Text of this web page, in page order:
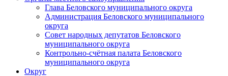
Глава Беловского муниципального округа
Администрация Беловского муниципального
округа
Совет народных депутатов Беловского
муниципального округа
Контрольно-счётная палата Беловского
муниципального округа
Округ